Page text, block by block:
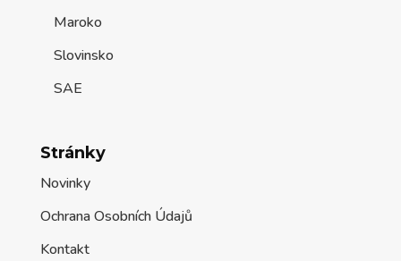
Maroko
Slovinsko
SAE
Stránky
Novinky
Ochrana Osobních Údajů
Kontakt